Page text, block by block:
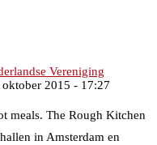
Vereniging
oktober 2015 - 17:27
meals. The Rough Kitchen
in Amsterdam en